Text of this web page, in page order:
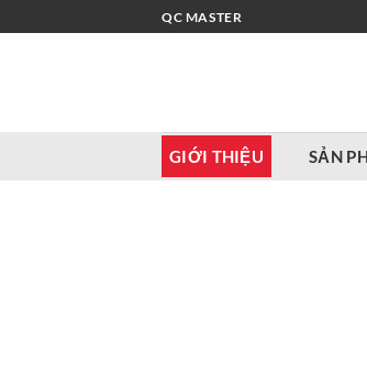
qua
QC MASTER
GIỚI THIỆU SẢN